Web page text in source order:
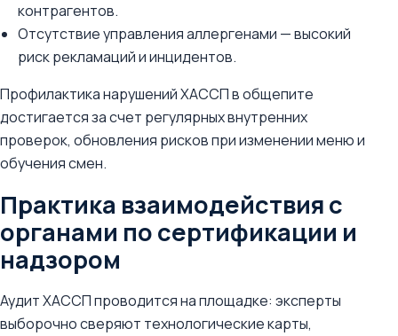
контрагентов.
Отсутствие управления аллергенами — высокий
риск рекламаций и инцидентов.
Профилактика нарушений ХАССП в общепите
достигается за счет регулярных внутренних
проверок, обновления рисков при изменении меню и
обучения смен.
Практика взаимодействия с
органами по сертификации и
надзором
Аудит ХАССП проводится на площадке: эксперты
выборочно сверяют технологические карты,